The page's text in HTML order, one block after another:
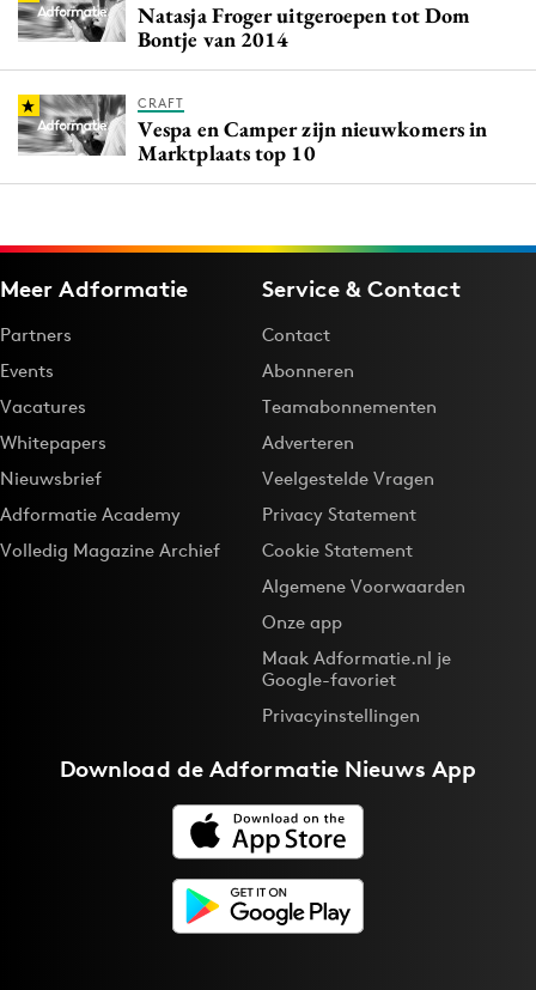
Natasja Froger uitgeroepen tot Dom
Bontje van 2014
CRAFT
Vespa en Camper zijn nieuwkomers in
Marktplaats top 10
Meer Adformatie
Partners
Events
Vacatures
Whitepapers
Nieuwsbrief
Adformatie Academy
Volledig Magazine Archief
Service & Contact
Contact
Abonneren
Teamabonnementen
Adverteren
Veelgestelde Vragen
Privacy Statement
Cookie Statement
Algemene Voorwaarden
Onze app
Maak Adformatie.nl je
Google-favoriet
Privacyinstellingen
Download deAdformatie Nieuws App